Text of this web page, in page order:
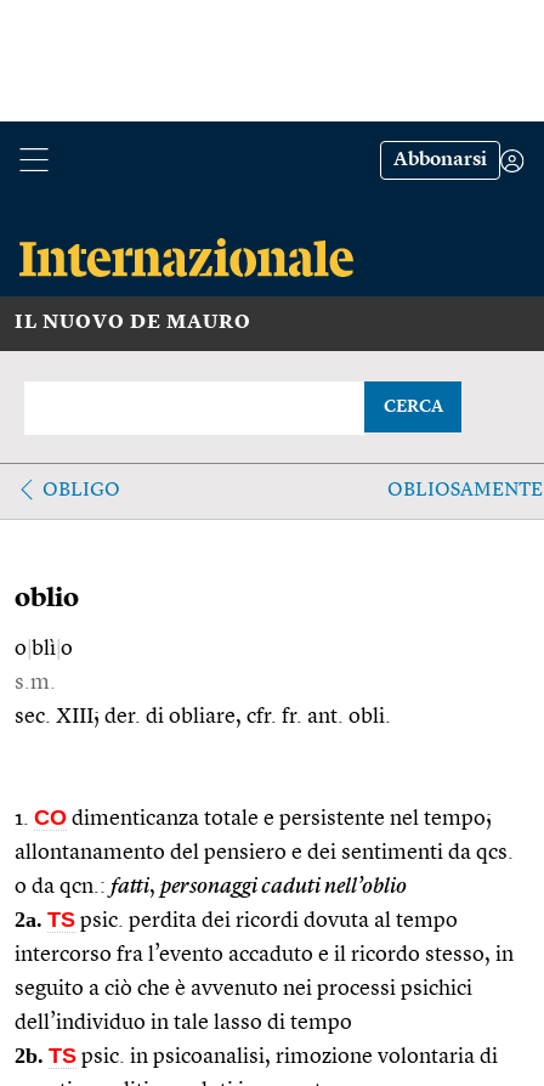
Abbonarsi
IL NUOVO DE MAURO
CERCA
OBLIGO OBLIOSAMENTE
oblio
o blì o
s.m.
sec. XIII; der. di obliare, cfr. fr. ant. obli.
1. CO dimenticanza totale e persistente nel tempo;
allontanamento del pensiero e dei sentimenti da qcs.
o da qcn.: fatti, personaggi caduti nell’oblio
2a. TS psic. perdita dei ricordi dovuta al tempo
intercorso fra l’evento accaduto e il ricordo stesso, in
seguito a ciò che è avvenuto nei processi psichici
dell’individuo in tale lasso di tempo
2b. TS psic. in psicoanalisi, rimozione volontaria di